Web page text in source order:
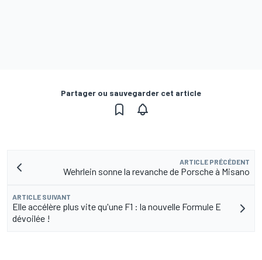
Partager ou sauvegarder cet article
ARTICLE PRÉCÉDENT
Wehrlein sonne la revanche de Porsche à Misano
ARTICLE SUIVANT
Elle accélère plus vite qu'une F1 : la nouvelle Formule E
dévoilée !